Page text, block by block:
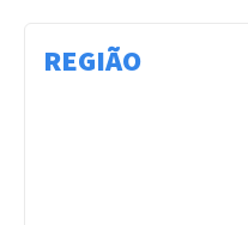
REGIÃO